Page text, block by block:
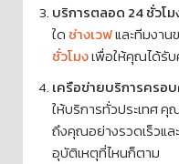
บริการตลอด 24 ชั่วโม
ใด ช่างเวฟและทีมงาน
ชั่วโมงเพื่อให้คุณได้รั
เครือข่ายบริการครอ
ให้บริการทั่วประเทศ คุ
ถึงคุณอย่างรวดเร็วแล
อุบัติเหตุที่ไหนก็ตาม